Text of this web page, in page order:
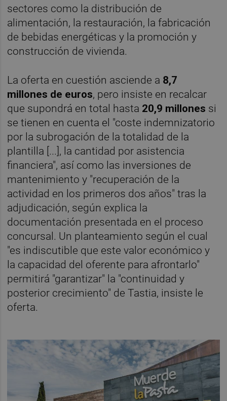
sectores como la distribución de
alimentación, la restauración, la fabricación
de bebidas energéticas y la promoción y
construcción de vivienda.
La oferta en cuestión asciende a 8,7
millones de euros, pero insiste en recalcar
que supondrá en total hasta 20,9 millones si
se tienen en cuenta el "coste indemnizatorio
por la subrogación de la totalidad de la
plantilla [...], la cantidad por asistencia
financiera", así como las inversiones de
mantenimiento y "recuperación de la
actividad en los primeros dos años" tras la
adjudicación, según explica la
documentación presentada en el proceso
concursal. Un planteamiento según el cual
"es indiscutible que este valor económico y
la capacidad del oferente para afrontarlo"
permitirá "garantizar" la "continuidad y
posterior crecimiento" de Tastia, insiste le
oferta.